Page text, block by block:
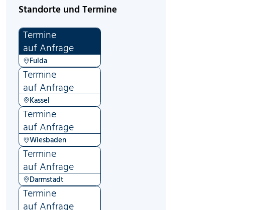
Standorte und Termine
Termine
auf Anfrage
Fulda
Termine
auf Anfrage
Kassel
Termine
auf Anfrage
Wiesbaden
Termine
auf Anfrage
Darmstadt
Termine
auf Anfrage